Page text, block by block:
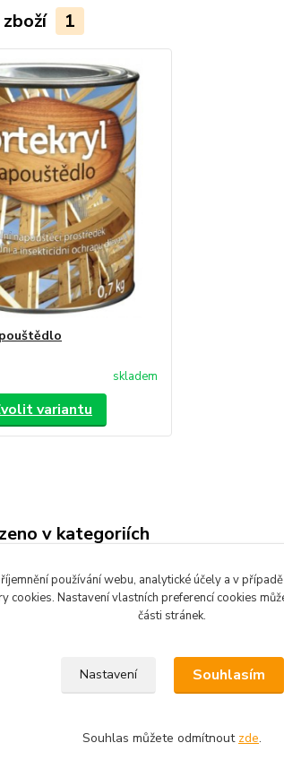
1
skladem
variantu
v kategoriích
a oleje
Barvy na podlahu, na
beton
používání webu, analytické účely a v
cookies. Nastavení vlastních preferencí cookies
části stránek.
Nastavení Souhlasím
Souhlas můžete odmítnout zde.